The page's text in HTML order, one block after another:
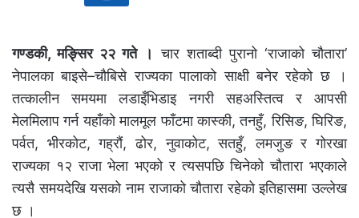
गण्डकी, मङ्सिर २२ गते । चार शताब्दी पुरानो ‘राजाको चौतारा’
नेपालका बाइसे–चौबिसे राज्यका पालाको साक्षी बनेर रहेको छ ।
तत्कालीन समयमा लडाइँभिडाइ नगरी सहअस्तित्व र आपसी
मेलमिलाप गर्न यहाँको मालमूल फाँटमा कास्की, तनहुँ, रिसिङ, घिरिङ,
पर्वत, भीरकोट, गह्रौं, ढोर, नुवाकोट, सतहुँ, लमजुङ र गोरखा
राज्यका १२ राजा भेला भएको र त्यसपछि चिनेको चौतारा भएकाले
त्यसै समयदेखि यसको नाम राजाको चौतारा रहेको इतिहासमा उल्लेख
छ ।